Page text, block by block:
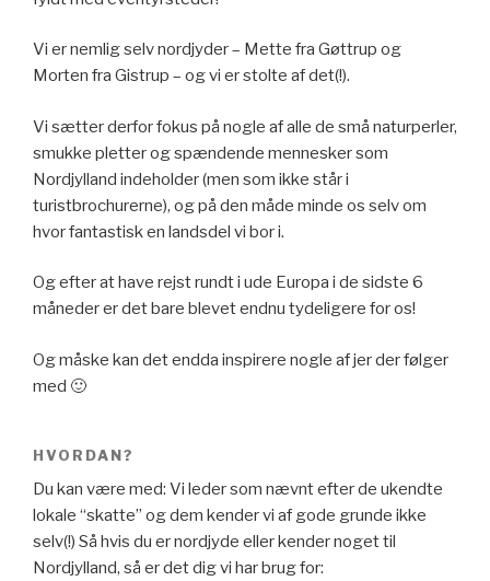
Vi er nemlig selv nordjyder – Mette fra Gøttrup og
Morten fra Gistrup – og vi er stolte af det(!).
Vi sætter derfor fokus på nogle af alle de små naturperler,
smukke pletter og spændende mennesker som
Nordjylland indeholder (men som ikke står i
turistbrochurerne), og på den måde minde os selv om
hvor fantastisk en landsdel vi bor i.
Og efter at have rejst rundt i ude Europa i de sidste 6
måneder er det bare blevet endnu tydeligere for os!
Og måske kan det endda inspirere nogle af jer der følger
med 🙂
HVORDAN?
Du kan være med: Vi leder som nævnt efter de ukendte
lokale “skatte” og dem kender vi af gode grunde ikke
selv(!) Så hvis du er nordjyde eller kender noget til
Nordjylland, så er det dig vi har brug for: